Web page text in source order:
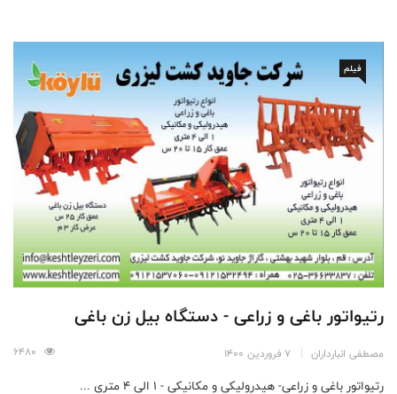
فیلم
رتیواتور باغی و زراعی - دستگاه بیل زن باغی
مصطفی انبارداران 7 فروردین 1400
رتیواتور باغی و زراعی- هیدرولیکی و مکانیکی - 1 الی 4 متری ...